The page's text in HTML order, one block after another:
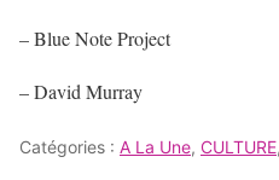
– Blue Note Project
– David Murray
Catégories : A La Une, CULTURE,